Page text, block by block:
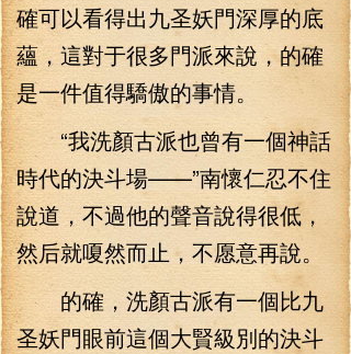
確可以看得出九圣妖門深厚的底
蘊，這對于很多門派來說，的確
是一件值得驕傲的事情。
“我洗顏古派也曾有一個神話
時代的決斗場——”南懷仁忍不住
說道，不過他的聲音說得很低，
然后就嗄然而止，不愿意再說。
的確，洗顏古派有一個比九
圣妖門眼前這個大賢級別的決斗